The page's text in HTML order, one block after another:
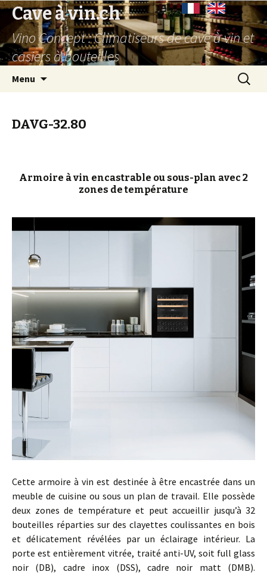
Cave à vin.ch
Vino Concept : Climatiseurs de cave à vin et
casiers à bouteilles
Menu
DAVG-32.80
Armoire à vin encastrable ou sous-plan avec 2
zones de température
Cette armoire à vin est destinée à être encastrée dans un
meuble de cuisine ou sous un plan de travail. Elle possède
deux zones de température et peut accueillir jusqu’à 32
bouteilles réparties sur des clayettes coulissantes en bois
et délicatement révélées par un éclairage intérieur. La
porte est entièrement vitrée, traité anti-UV, soit full glass
noir (DB), cadre inox (DSS), cadre noir matt (DMB).